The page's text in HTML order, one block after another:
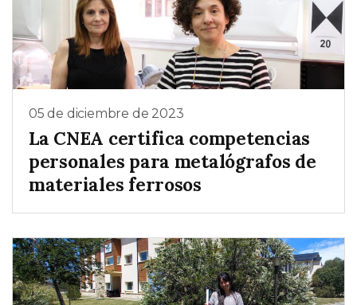
05 de diciembre de 2023
La CNEA certifica competencias
personales para metalógrafos de
materiales ferrosos